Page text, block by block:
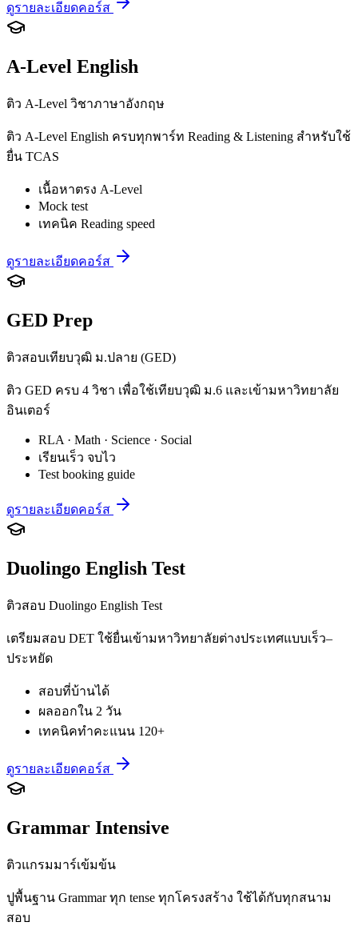
ดูรายละเอียดคอร์ส
A-Level English
ติว A-Level วิชาภาษาอังกฤษ
ติว A-Level English ครบทุกพาร์ท Reading & Listening สำหรับใช้
ยื่น TCAS
เนื้อหาตรง A-Level
Mock test
เทคนิค Reading speed
ดูรายละเอียดคอร์ส
GED Prep
ติวสอบเทียบวุฒิ ม.ปลาย (GED)
ติว GED ครบ 4 วิชา เพื่อใช้เทียบวุฒิ ม.6 และเข้ามหาวิทยาลัย
อินเตอร์
RLA · Math · Science · Social
เรียนเร็ว จบไว
Test booking guide
ดูรายละเอียดคอร์ส
Duolingo English Test
ติวสอบ Duolingo English Test
เตรียมสอบ DET ใช้ยื่นเข้ามหาวิทยาลัยต่างประเทศแบบเร็ว–
ประหยัด
สอบที่บ้านได้
ผลออกใน 2 วัน
เทคนิคทำคะแนน 120+
ดูรายละเอียดคอร์ส
Grammar Intensive
ติวแกรมมาร์เข้มข้น
ปูพื้นฐาน Grammar ทุก tense ทุกโครงสร้าง ใช้ได้กับทุกสนาม
สอบ